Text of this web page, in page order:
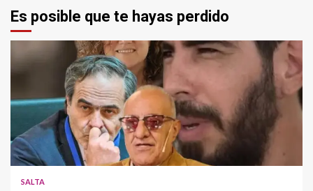
Es posible que te hayas perdido
SALTA